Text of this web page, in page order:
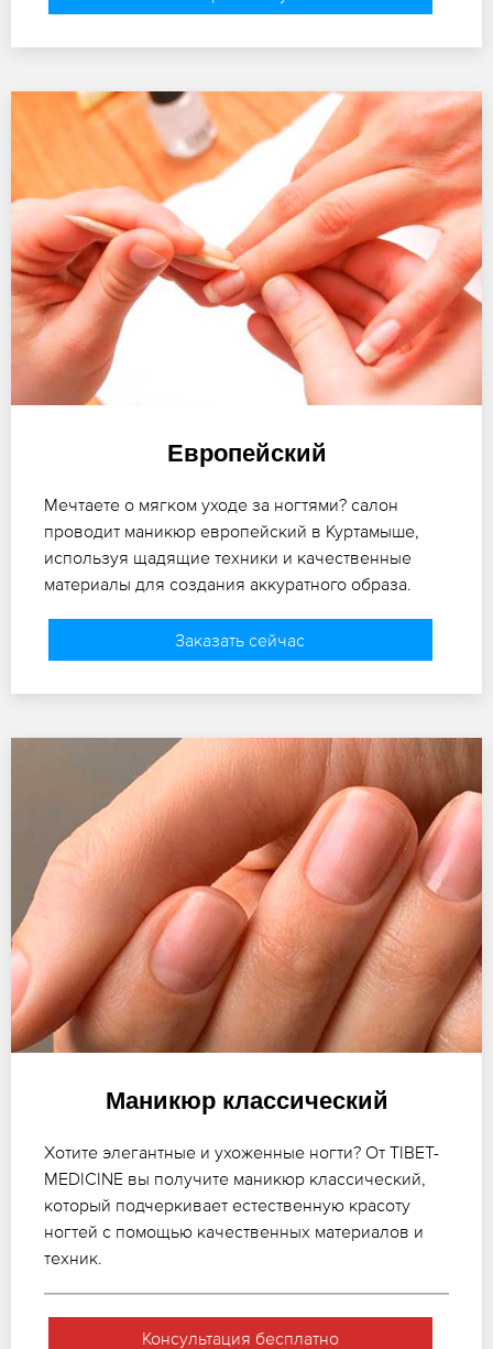
Европейский
Мечтаете о мягком уходе за ногтями? салон
проводит маникюр европейский в Куртамыше,
используя щадящие техники и качественные
материалы для создания аккуратного образа.
Заказать сейчас
Маникюр классический
Хотите элегантные и ухоженные ногти? От TIBET-
MEDICINE вы получите маникюр классический,
который подчеркивает естественную красоту
ногтей с помощью качественных материалов и
техник.
Консультация бесплатно